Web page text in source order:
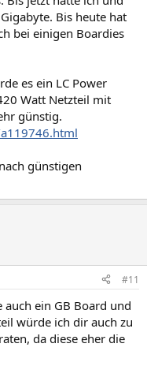
Bis heute hat
bei einigen Boardies
es ein LC Power
Watt Netzteil mit
günstig.
günstigen
#11
ein GB Board und
würde ich dir auch zu
da diese eher die